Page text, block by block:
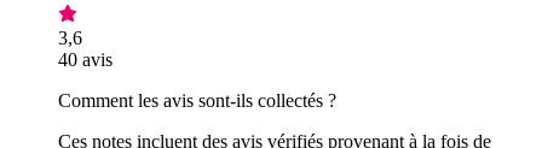
3,6
40 avis
Comment les avis sont-ils collectés ?
Ces notes incluent des avis vérifiés provenant à la fois de